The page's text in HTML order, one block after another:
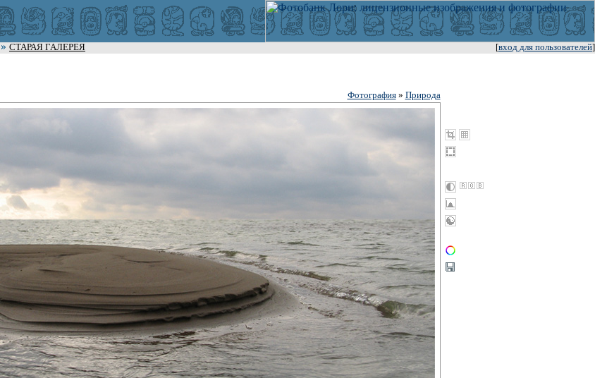
[вход для пользователей]
СТАРАЯ ГАЛЕРЕЯ
Фотография» Природа